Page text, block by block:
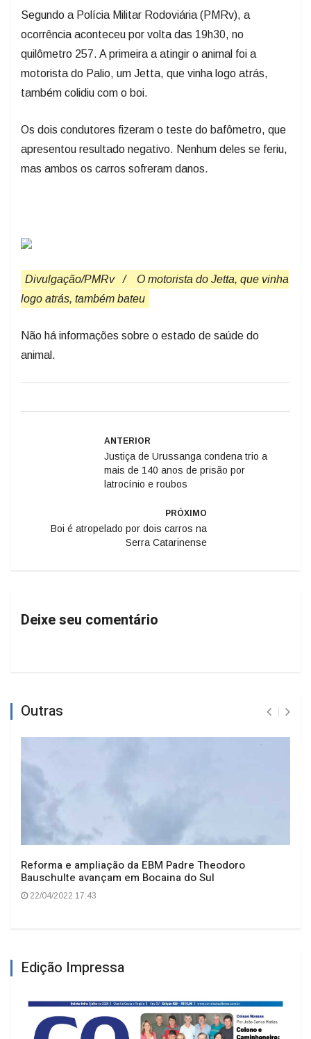
Segundo a Polícia Militar Rodoviária (PMRv), a
ocorrência aconteceu por volta das 19h30, no
quilômetro 257. A primeira a atingir o animal foi a
motorista do Palio, um Jetta, que vinha logo atrás,
também colidiu com o boi.
Os dois condutores fizeram o teste do bafômetro, que
apresentou resultado negativo. Nenhum deles se feriu,
mas ambos os carros sofreram danos.
Divulgação/PMRv /
O motorista do Jetta, que vinha
logo atrás, também bateu
Não há informações sobre o estado de saúde do
animal.
ANTERIOR
Justiça de Urussanga condena trio a
mais de 140 anos de prisão por
latrocínio e roubos
PRÓXIMO
Boi é atropelado por dois carros na
Serra Catarinense
Deixe seu comentário
Outras
Reforma e ampliação da EBM Padre Theodoro
Bauschulte avançam em Bocaina do Sul
22/04/2022 17:43
Edição Impressa